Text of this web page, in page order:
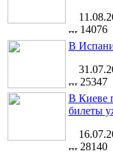
14076
В
25347
В Киеве
билеты
28140